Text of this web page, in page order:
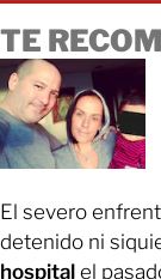
TE
El severo
detenido ni
hospital el